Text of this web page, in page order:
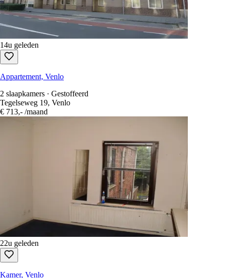
14u geleden
Appartement, Venlo
2 slaapkamers · Gestoffeerd
Tegelseweg 19, Venlo
€ 713,- /maand
22u geleden
Kamer, Venlo